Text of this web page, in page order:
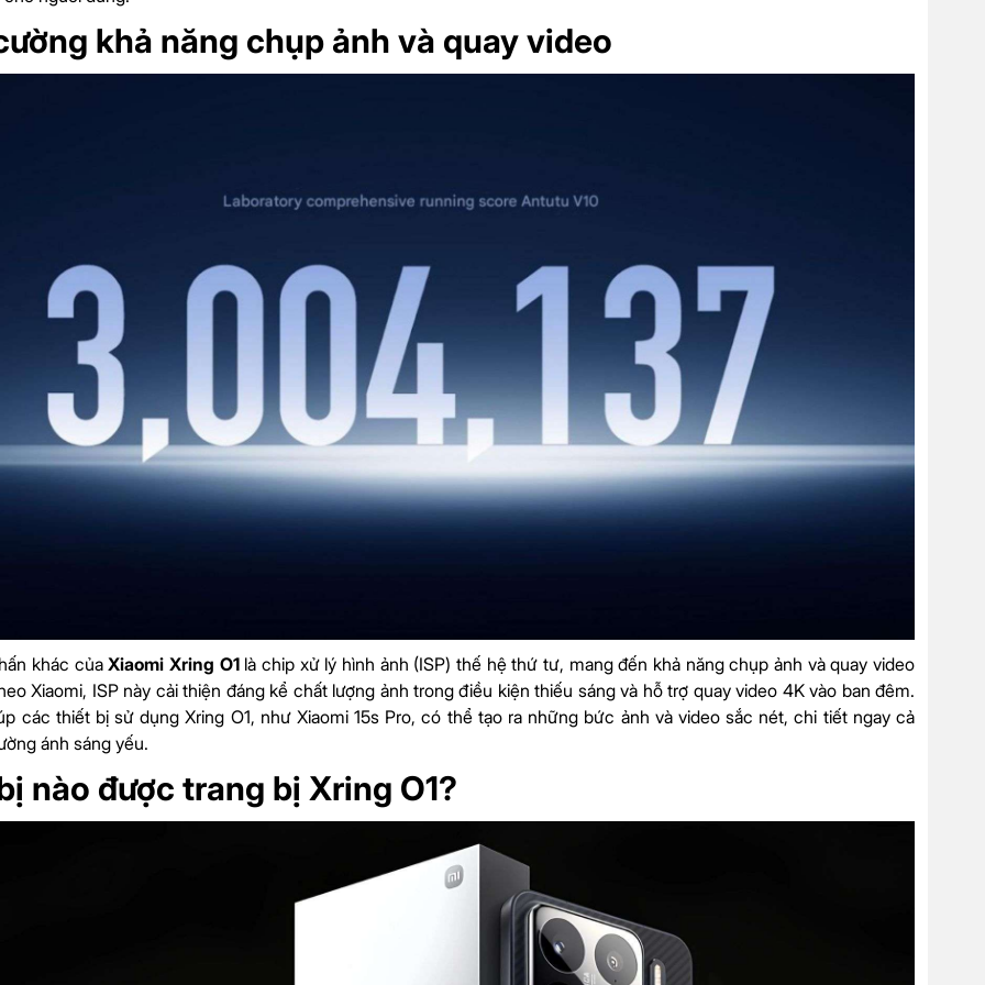
khả năng chụp ảnh và quay video
khác củaXiaomi Xring O1là chip xử lý hình ảnh (ISP) thế hệ thứ tư, mang đến khả năng chụp ảnh và quay video
Xiaomi, ISP này cải thiện đáng kể chất lượng ảnh trong điều kiện thiếu sáng và hỗ trợ quay video 4K vào ban đêm.
các thiết bị sử dụng Xring O1, như Xiaomi 15s Pro, có thể tạo ra những bức ảnh và video sắc nét, chi tiết ngay cả
ánh sáng yếu.
nào được trang bị Xring O1?